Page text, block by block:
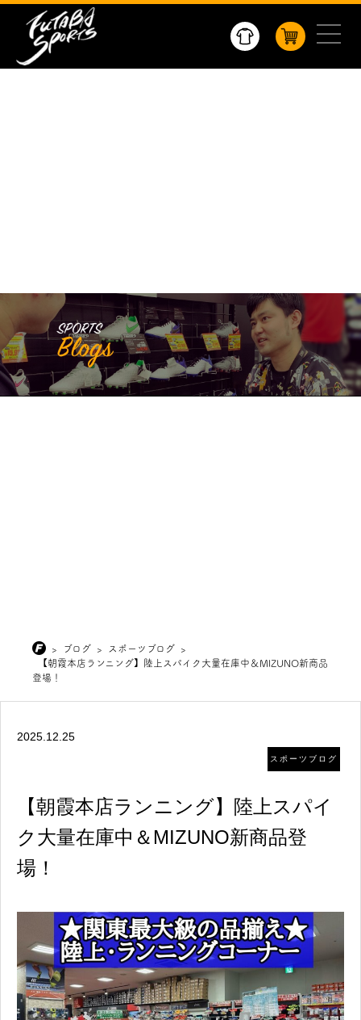
> ブログ > スポーツブログ
>
【朝霞本店ランニング】陸上スパイク大量在庫中＆MIZUNO新商品
登場！
2025.12.25
スポーツブログ
【朝霞本店ランニング】陸上スパイ
ク大量在庫中＆MIZUNO新商品登
場！